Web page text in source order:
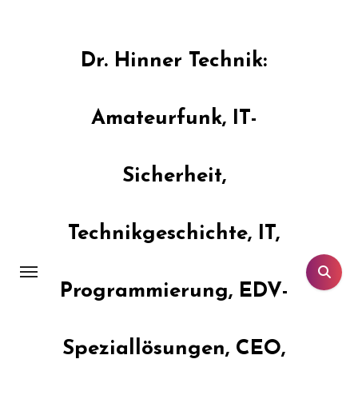
Dr. Hinner Technik:
Amateurfunk, IT-
Sicherheit,
Technikgeschichte, IT,
Programmierung, EDV-
Speziallösungen, CEO,